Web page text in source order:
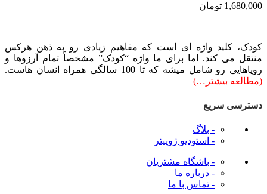
تومان
کلید واژه ای است که مفاهیم زیادی رو به ذهن هرکس
می کند. اما برای ما واژه “کودک” مشخصاً تمام آرزوها و
رو شامل میشه که تا 100 سالگی همراه انسان هاست.
بیشتر…)
سریع
- بلاگ
- استودیو ژوپیتر
- باشگاه مشتریان
- درباره ما
- تماس با ما